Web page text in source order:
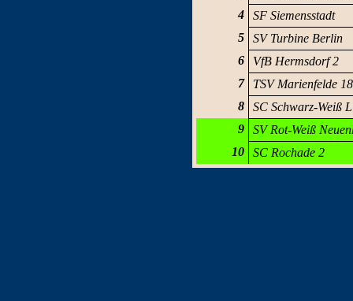
4
SF Siemensstadt
5
SV Turbine Berlin
6
VfB Hermsdorf 2
7
TSV Marienfelde
8
SC Schwarz-Weiß
9
SV Rot-Weiß
10
SC Rochade 2